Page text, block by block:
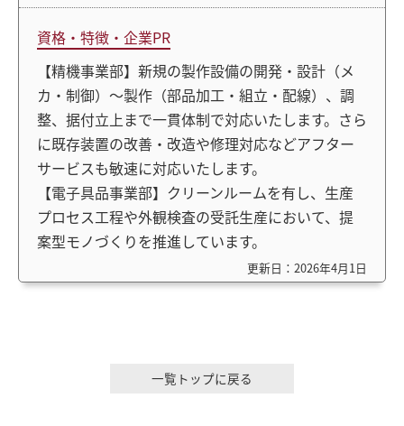
資格・特徴・企業PR
【精機事業部】新規の製作設備の開発・設計（メ
カ・制御）～製作（部品加工・組立・配線）、調
整、据付立上まで一貫体制で対応いたします。さら
に既存装置の改善・改造や修理対応などアフター
サービスも敏速に対応いたします。
【電子具品事業部】クリーンルームを有し、生産
プロセス工程や外観検査の受託生産において、提
案型モノづくりを推進しています。
更新日：2026年4月1日
一覧トップに戻る